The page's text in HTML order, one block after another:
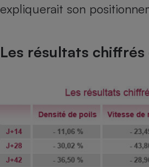
expliquerait son
Les résultats chiffrés